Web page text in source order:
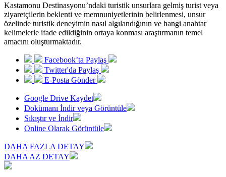
Kastamonu Destinasyonu’ndaki turistik unsurlara gelmiş turist veya
ziyaretçilerin beklenti ve memnuniyetlerinin belirlenmesi, unsur
özelinde turistik deneyimin nasıl algılandığının ve hangi anahtar
kelimelerle ifade edildiğinin ortaya konması araştırmanın temel
amacını oluşturmaktadır.
Facebook’ta Paylaş
Twitter'da Paylaş
E-Posta Gönder
Google Drive Kaydet
Dokümanı İndir veya Görüntüle
Sıkıştır ve İndir
Online Olarak Görüntüle
DAHA FAZLA DETAY
DAHA AZ DETAY